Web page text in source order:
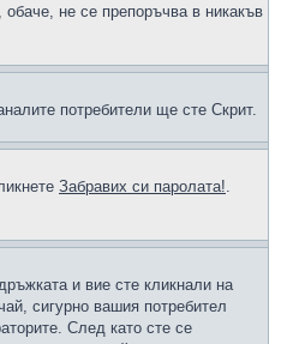
не се препоръчва в никакъв
потребители ще сте Скрит.
Забравих си паролата!.
и вие сте кликнали на
сигурно вашия потребител
След като сте се